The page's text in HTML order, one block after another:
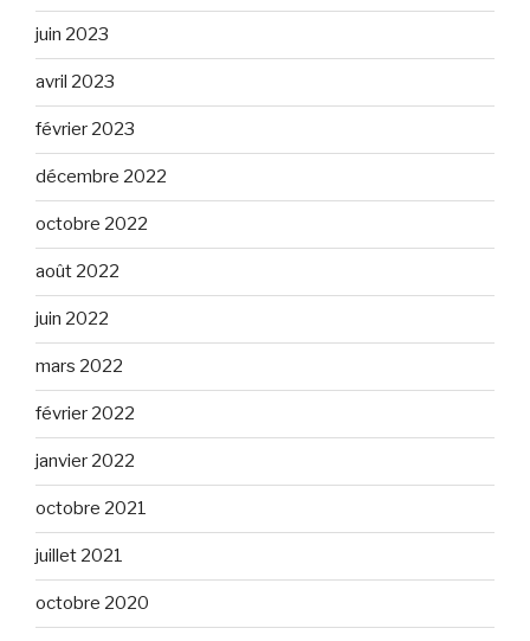
juin 2023
avril 2023
février 2023
décembre 2022
octobre 2022
août 2022
juin 2022
mars 2022
février 2022
janvier 2022
octobre 2021
juillet 2021
octobre 2020